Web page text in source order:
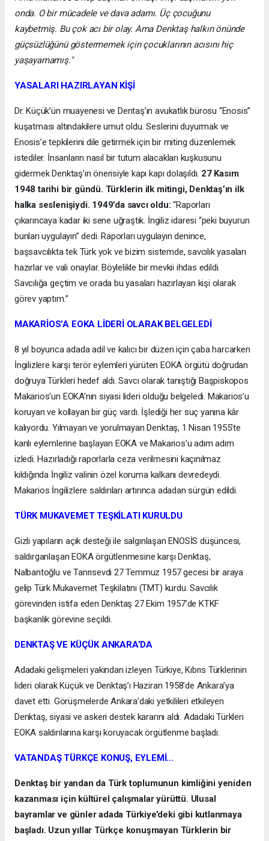
onda. O bir mücadele ve dava adamı. Üç çocuğunu
kaybetmiş. Bu çok acı bir olay. Ama Denktaş halkın önünde
güçsüzlüğünü göstermemek için çocuklarının acısını hiç
yaşayamamış."
YASALARI HAZIRLAYAN KİŞİ
Dr. Küçük’ün muayenesi ve Dentaş’ın avukatlık bürosu “Enosis”
kuşatması altındakilere umut oldu. Seslerini duyurmak ve
Enosis’e tepkilerini dile getirmek için bir miting düzenlemek
istediler. İnsanların nasıl bir tutum alacakları kuşkusunu
gidermek Denktaş’ın önerisiyle kapı kapı dolaşıldı. 27 Kasım
1948 tarihi bir gündü. Türklerin ilk mitingi, Denktaş’ın ilk
halka seslenişiydi. 1949’da savcı oldu:“Raporları
çıkarıncaya kadar iki sene uğraştık. İngiliz idaresi “peki buyurun
bunları uygulayın” dedi. Raporları uygulayın denince,
başsavcılıkta tek Türk yok ve bizim sistemde, savcılık yasaları
hazırlar ve vali onaylar. Böylelikle bir mevkii ihdas edildi.
Savcılığa geçtim ve orada bu yasaları hazırlayan kişi olarak
görev yaptım.”
MAKARİOS’A EOKA LİDERİ OLARAK BELGELEDİ
8 yıl boyunca adada adil ve kalıcı bir düzen için çaba harcarken
İngilizlere karşı terör eylemleri yürüten EOKA örgütü doğrudan
doğruya Türkleri hedef aldı. Savcı olarak tanıştığı Başpiskopos
Makarios’un EOKA’nın siyasi lideri olduğu belgeledi. Makarios’u
koruyan ve kollayan bir güç vardı. İşlediği her suç yanına kâr
kalıyordu. Yılmayan ve yorulmayan Denktaş, 1 Nisan 1955’te
kanlı eylemlerine başlayan EOKA ve Makarios’u adım adım
izledi. Hazırladığı raporlarla ceza verilmesini kaçınılmaz
kıldığında İngiliz valinin özel koruma kalkanı devredeydi.
Makarios İngilizlere saldırıları artırınca adadan sürgün edildi.
TÜRK MUKAVEMET TEŞKİLATI KURULDU
Gizli yapıların açık desteği ile salgınlaşan ENOSİS düşüncesi,
saldırganlaşan EOKA örgütlenmesine karşı Denktaş,
Nalbantoğlu ve Tanrısevdi 27 Temmuz 1957 gecesi bir araya
gelip Türk Mukavemet Teşkilatını (TMT) kurdu. Savcılık
görevinden istifa eden Denktaş 27 Ekim 1957’de KTKF
başkanlık görevine seçildi.
DENKTAŞ VE KÜÇÜK ANKARA’DA
Adadaki gelişmeleri yakından izleyen Türkiye, Kıbrıs Türklerinin
lideri olarak Küçük ve Denktaş’ı Haziran 1958’de Ankara’ya
davet etti. Görüşmelerde Ankara’daki yetkilileri etkileyen
Denktaş, siyasi ve askeri destek kararını aldı. Adadaki Türkleri
EOKA saldırılarına karşı koruyacak örgütlenme başladı.
VATANDAŞ TÜRKÇE KONUŞ, EYLEMİ…
Denktaş bir yandan da Türk toplumunun kimliğini yeniden
kazanması için kültürel çalışmalar yürüttü. Ulusal
bayramlar ve günler adada Türkiye’deki gibi kutlanmaya
başladı. Uzun yıllar Türkçe konuşmayan Türklerin bir